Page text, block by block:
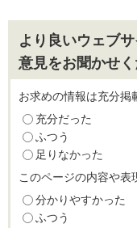
より良いウェブ
意見をお聞かせ
お求めの情報は充分掲
充分だった
ふつう
足りなかった
このページの内容や表
分かりやすかった
ふつう